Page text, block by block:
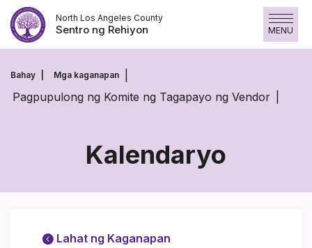
Laktawan
ang
nilalaman
North Los Angeles County
Sentro ng Rehiyon MENU
Bahay Mga kaganapan
Pagpupulong ng Komite ng Tagapayo ng Vendor
Kalendaryo
Lahat ng Kaganapan